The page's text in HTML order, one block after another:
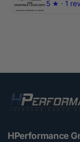
5 ★ · 1
HPerformance